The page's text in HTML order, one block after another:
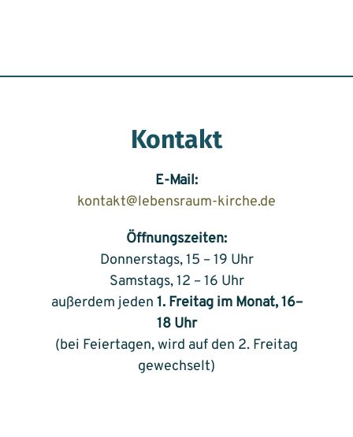
Kontakt
E-Mail:
kontakt@lebensraum-kirche.de
Öffnungszeiten:
Donnerstags, 15 – 19 Uhr
Samstags, 12 – 16 Uhr
außerdem jeden 1. Freitag im Monat, 16–
18 Uhr
(bei Feiertagen, wird auf den 2. Freitag
gewechselt)